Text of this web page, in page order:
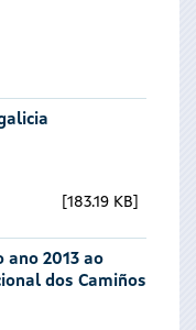
183.19 KB
ano 2013 ao
dos Camiños